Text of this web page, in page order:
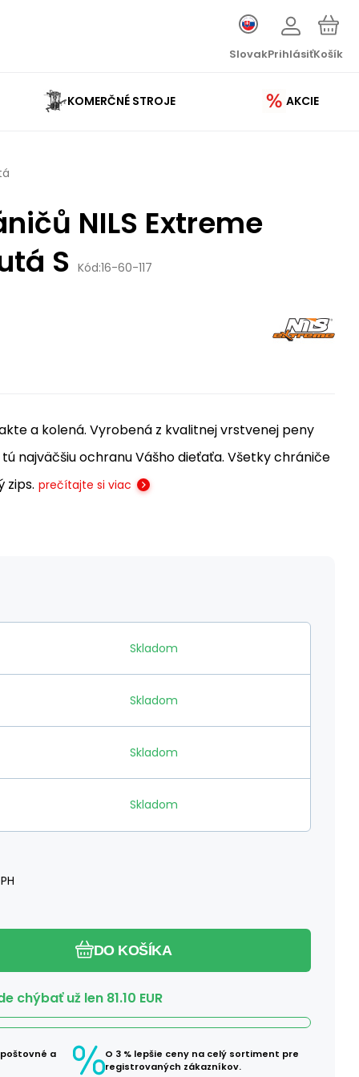
SlovakPrihlásiťKošík
KOMERČNÉ STROJE AKCIE
NILS Extreme
S Kód:16-60-117
a kolená. Vyrobená z kvalitnej vrstvenej peny
najväčšiu ochranu Vášho dieťaťa. Všetky chrániče
zips. prečítajte si viac
Skladom
Skladom
Skladom
Skladom
DO KOŠÍKA
chýbať už len 81.10 EUR
a
O 3 % lepšie ceny na celý sortiment pre
registrovaných zákazníkov.